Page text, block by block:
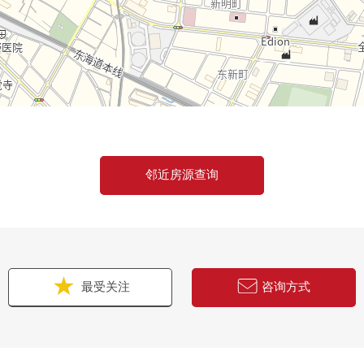
邻近房源查询
最受关注 咨询方式